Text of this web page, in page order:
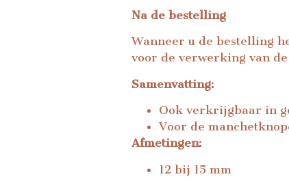
Na de bestelling
Wanneer u de bestelling
voor de verwerking van de
Samenvatting:
Ook verkrijgbaar in
Voor de
Afmetingen:
12 bij 15 mm